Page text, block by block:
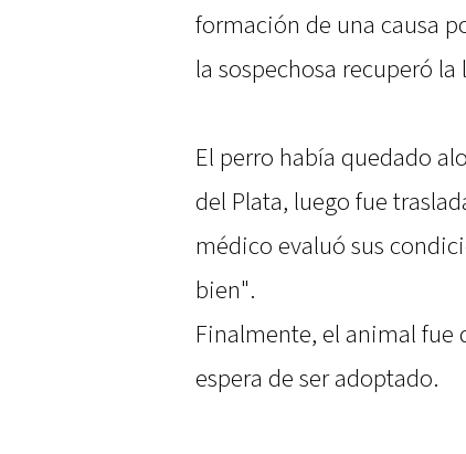
formación de una causa
la sospechosa recuperó
El perro había quedado
del Plata, luego fue
médico evaluó sus
bien".
Finalmente, el animal fue
espera de ser adoptado.